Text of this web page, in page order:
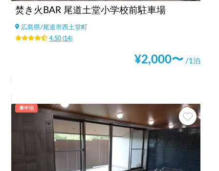
焚き火BAR 尾道土堂小学校前駐車場
広島県/尾道市西土堂町
4.50(14)
¥2,000〜 /1泊
車中泊